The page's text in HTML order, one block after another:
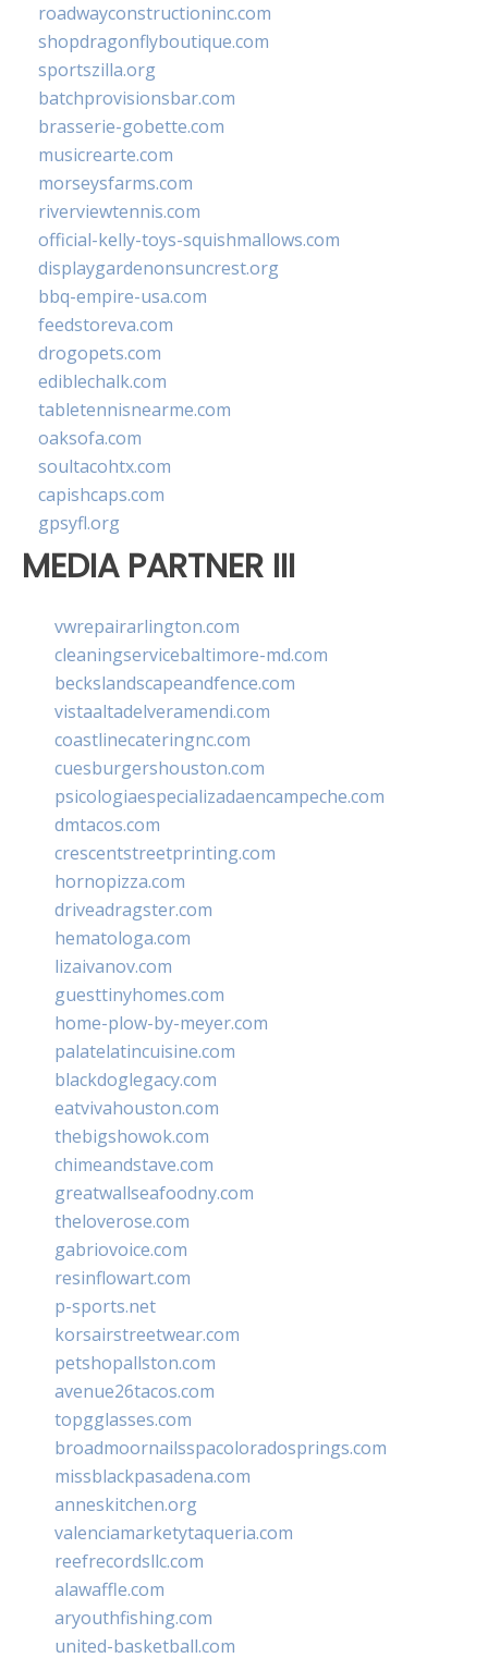
roadwayconstructioninc.com
shopdragonflyboutique.com
sportszilla.org
batchprovisionsbar.com
brasserie-gobette.com
musicrearte.com
morseysfarms.com
riverviewtennis.com
official-kelly-toys-squishmallows.com
displaygardenonsuncrest.org
bbq-empire-usa.com
feedstoreva.com
drogopets.com
ediblechalk.com
tabletennisnearme.com
oaksofa.com
soultacohtx.com
capishcaps.com
gpsyfl.org
MEDIA PARTNER III
vwrepairarlington.com
cleaningservicebaltimore-md.com
beckslandscapeandfence.com
vistaaltadelveramendi.com
coastlinecateringnc.com
cuesburgershouston.com
psicologiaespecializadaencampeche.com
dmtacos.com
crescentstreetprinting.com
hornopizza.com
driveadragster.com
hematologa.com
lizaivanov.com
guesttinyhomes.com
home-plow-by-meyer.com
palatelatincuisine.com
blackdoglegacy.com
eatvivahouston.com
thebigshowok.com
chimeandstave.com
greatwallseafoodny.com
theloverose.com
gabriovoice.com
resinflowart.com
p-sports.net
korsairstreetwear.com
petshopallston.com
avenue26tacos.com
topgglasses.com
broadmoornailsspacoloradosprings.com
missblackpasadena.com
anneskitchen.org
valenciamarketytaqueria.com
reefrecordsllc.com
alawaffle.com
aryouthfishing.com
united-basketball.com